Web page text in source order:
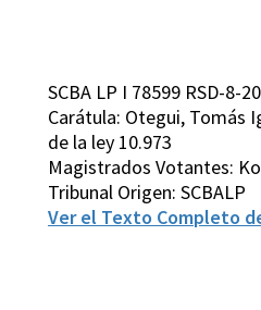
SCBA LP I 78599 RSD-8-
Carátula: Otegui, Tomás
de la ley 10.973
Magistrados Votantes:
Tribunal Origen: SCBALP
Ver el Texto Completo